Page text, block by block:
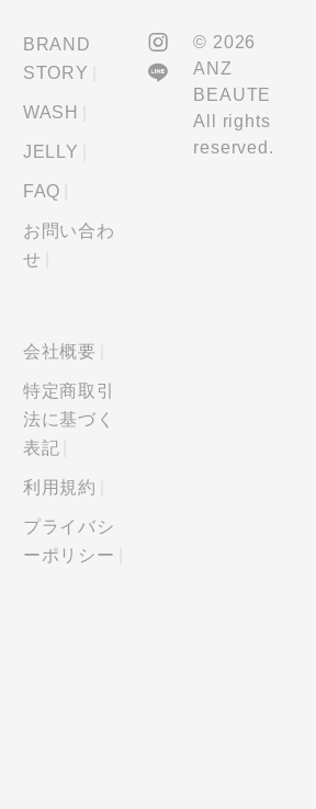
BRAND
STORY
WASH
JELLY
FAQ
お問い合わ
せ
会社概要
特定商取引
法に基づく
表記
利用規約
プライバシ
ーポリシー
©︎ 2026
ANZ
BEAUTE
All rights
reserved.